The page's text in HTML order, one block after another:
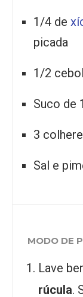
1/4 de
picada
1/2
Suco de
3
Sal e
MODO DE
Lave
rúcula.